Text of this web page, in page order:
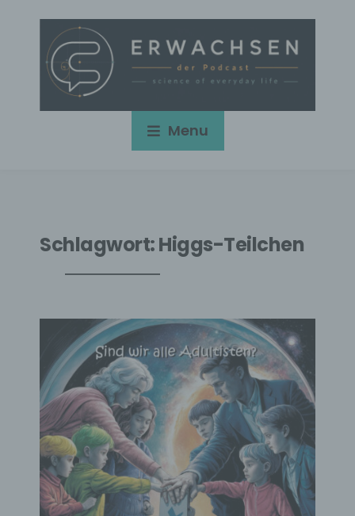
Menu
Schlagwort:Higgs-Teilchen